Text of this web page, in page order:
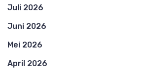
Juli 2026
Juni 2026
Mei 2026
April 2026